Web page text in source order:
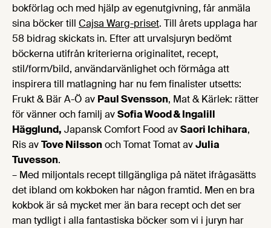
bokförlag och med hjälp av egenutgivning, får anmäla
sina böcker till Cajsa Warg-priset. Till årets upplaga har
58 bidrag skickats in. Efter att urvalsjuryn bedömt
böckerna utifrån kriterierna originalitet, recept,
stil/form/bild, användarvänlighet och förmåga att
inspirera till matlagning har nu fem finalister utsetts:
Frukt & Bär A-Ö av Paul Svensson, Mat & Kärlek: rätter
för vänner och familj avSofia Wood & Ingalill
Hägglund, Japansk Comfort Food avSaori Ichihara,
Ris avTove Nilssonoch Tomat Tomat avJulia
Tuvesson.
– Med miljontals recept tillgängliga på nätet ifrågasätts
det ibland om kokboken har någon framtid. Men en bra
kokbok är så mycket mer än bara recept och det ser
man tydligt i alla fantastiska böcker som vi i juryn har